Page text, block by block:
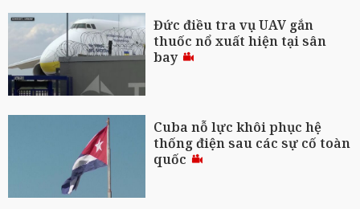
Đức điều tra vụ UAV gắn
thuốc nổ xuất hiện tại sân
bay
Cuba nỗ lực khôi phục hệ
thống điện sau các sự cố toàn
quốc